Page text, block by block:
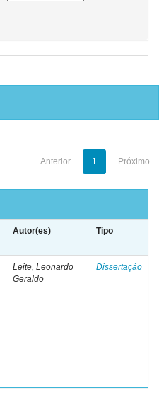
Anterior 1 Próximo
Autor(es) Tipo
Leite, Leonardo
Geraldo
Dissertação